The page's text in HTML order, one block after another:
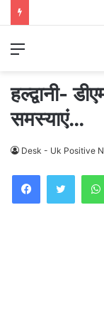
Menu
हल्द्वानी-
समस्याएं…
Desk - Uk Positive